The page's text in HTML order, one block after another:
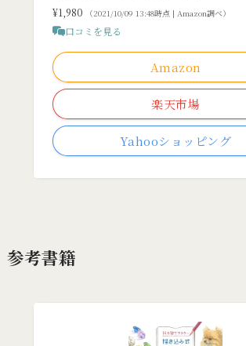
¥1,980 （2021/10/09 13:48時点 | Amazon調べ）
口コミを見る
Amazon
楽天市場
Yahooショッピング
参考書籍